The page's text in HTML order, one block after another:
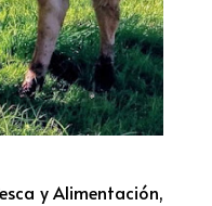
y Alimentación,